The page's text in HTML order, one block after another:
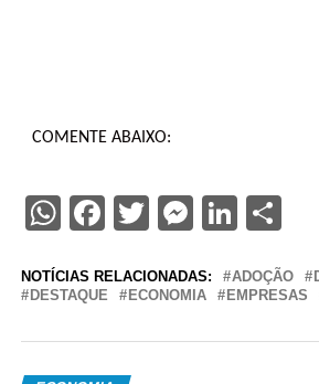
COMENTE ABAIXO:
WhatsApp
Facebook
Twitter
NOTÍCIAS RELACIONADAS: ADOÇÃO
DESTAQUE
ECONOMIA EMPRESAS